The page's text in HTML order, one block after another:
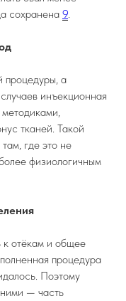
сохранена 9.
процедуры, а
инъекционная
тканей. Такой
где это не
физиологичным
к отёкам и общее
процедура
Поэтому
— часть